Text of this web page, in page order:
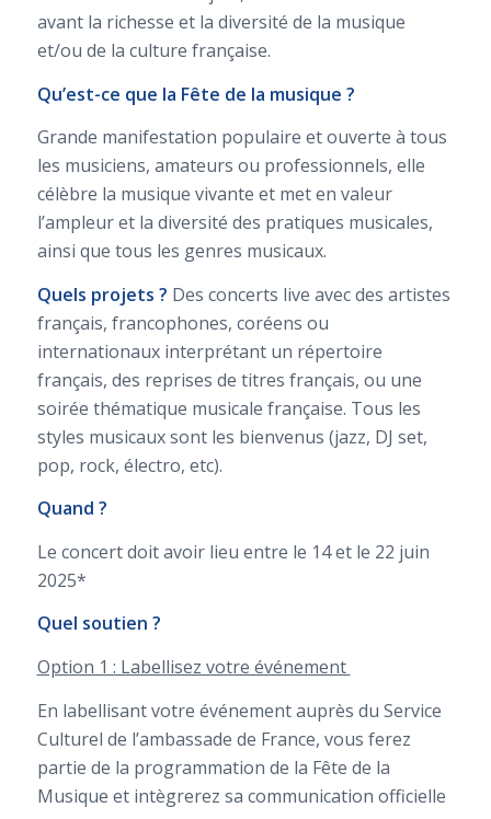
avant la richesse et la diversité de la musique
et/ou de la culture française.
Qu’est-ce que la Fête de la musique ?
Grande manifestation populaire et ouverte à tous
les musiciens, amateurs ou professionnels, elle
célèbre la musique vivante et met en valeur
l’ampleur et la diversité des pratiques musicales,
ainsi que tous les genres musicaux.
Quels projets ? Des concerts live avec des artistes
français, francophones, coréens ou
internationaux interprétant un répertoire
français, des reprises de titres français, ou une
soirée thématique musicale française. Tous les
styles musicaux sont les bienvenus (jazz, DJ set,
pop, rock, électro, etc).
Quand ?
Le concert doit avoir lieu entre le 14 et le 22 juin
2025*
Quel soutien ?
Option 1 : Labellisez votre événement
En labellisant votre événement auprès du Service
Culturel de l’ambassade de France, vous ferez
partie de la programmation de la Fête de la
Musique et intègrerez sa communication officielle